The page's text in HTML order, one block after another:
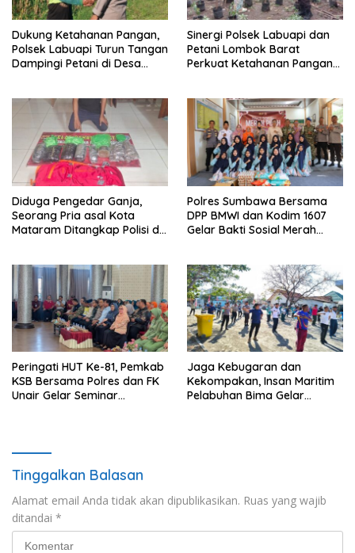
Dukung Ketahanan Pangan,
Polsek Labuapi Turun Tangan
Dampingi Petani di Desa
Sinergi Polsek Labuapi dan
Petani Lombok Barat
Perkuat Ketahanan Pangan
Diduga Pengedar Ganja,
Seorang Pria asal Kota
Mataram Ditangkap Polisi di
Polres Sumbawa Bersama
DPP BMWI dan Kodim 1607
Gelar Bakti Sosial Merah
Peringati HUT Ke-81, Pemkab
KSB Bersama Polres dan FK
Unair Gelar Seminar
Jaga Kebugaran dan
Kekompakan, Insan Maritim
Pelabuhan Bima Gelar
Tinggalkan Balasan
Alamat email Anda tidak akan dipublikasikan. Ruas yang wajib
ditandai *